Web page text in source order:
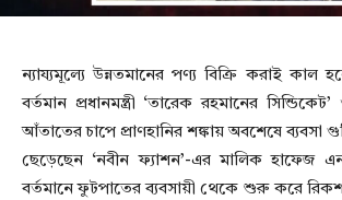
ন্যায্যমূল্যে উন্নতমানের পণ্য বিক্রি করাই কাল
বর্তমান প্রধানমন্ত্রী ‘তারেক রহমানের
আঁতাতের চাপে প্রাণহানির শঙ্কায় অবশেষে ব্যবসা
ছেড়েছেন ‘নবীন ফ্যাশন’-এর মালিক হাফেজ
বর্তমানে ফুটপাতের ব্যবসায়ী থেকে শুরু করে